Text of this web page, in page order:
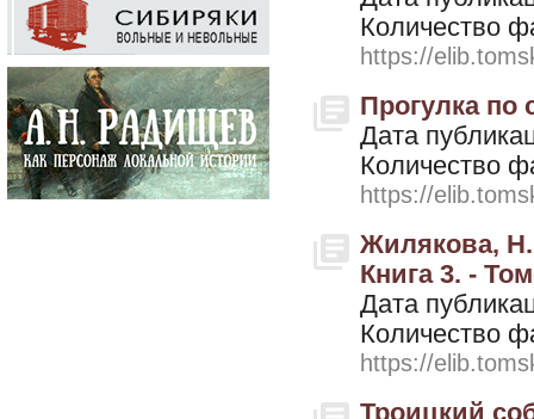
Количество
https://
Прогулка по
Дата
Количество
https://
Жилякова, Н.
Книга 3. -
Дата
Количество
https://
Троицкий